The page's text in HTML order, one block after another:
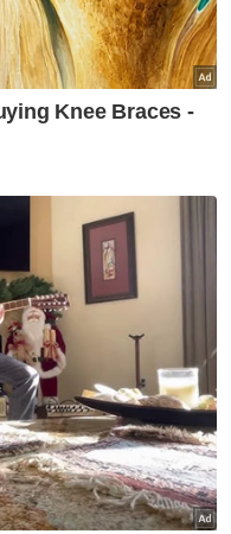
maklum i-
sistem bayaran
kerajaan
Pejabat Tanah
selamat,"
E-Mel setiap